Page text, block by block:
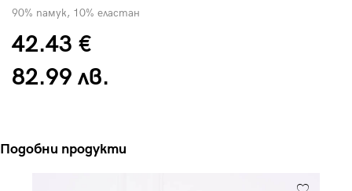
90% памук, 10% еластан
42.43 €
82.99 лв.
Подобни продукти